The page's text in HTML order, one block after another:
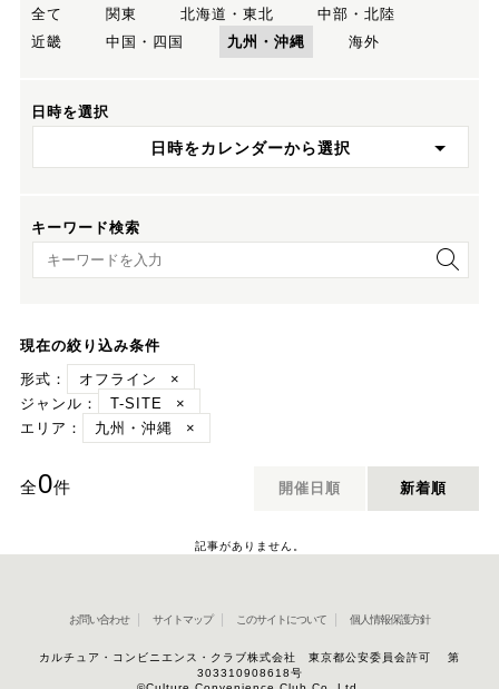
全て
関東 北海道・東北
中部・北陸
近畿
中国・四国 九州・沖縄 海外
日時を選択
日時をカレンダーから選択
キーワード検索
キーワード検索
現在の絞り込み条件
形式：
オフライン
×
ジャンル：
T-SITE
×
エリア：
九州・沖縄 ×
全0件 開催日順 新着順
記事がありません。
お問い合わせ サイトマップ このサイトについて 個人情報保護方針
カルチュア・コンビニエンス・クラブ株式会社 東京都公安委員会許可 第
303310908618号